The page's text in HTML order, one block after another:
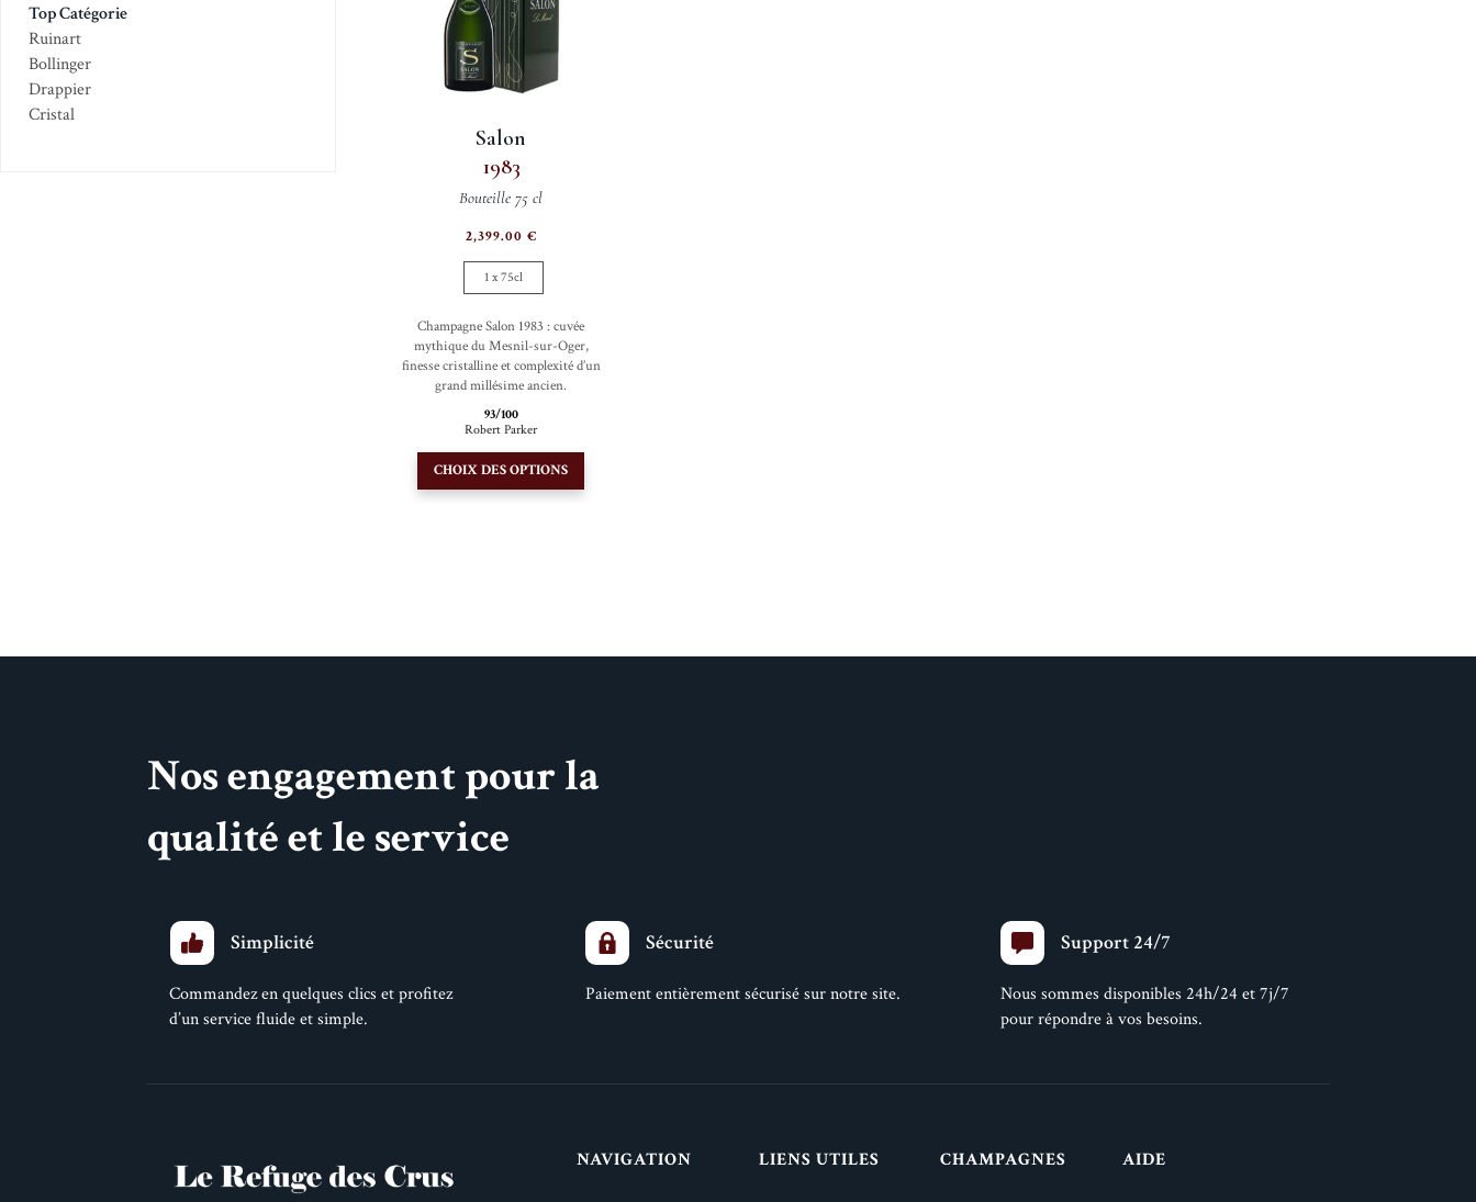
Top Catégorie
Ruinart
Bollinger
Drappier
Cristal
Salon
1983
Bouteille 75 cl
2,399.00 €
1 x 75cl
Champagne Salon 1983 : cuvée
mythique du Mesnil-sur-Oger,
finesse cristalline et complexité d’un
grand millésime ancien.
93/100
Robert Parker
CHOIX DES OPTIONS
Ce
la
page
Nos engagement pour la
qualité et le service
Simplicité
Commandez en quelques clics et profitez
d’un service fluide et simple.
Sécurité
Paiement entièrement sécurisé sur notre site.
Support 24/7
Nous sommes disponibles 24h/24 et 7j/7
pour répondre à vos besoins.
NAVIGATION LIENS UTILES CHAMPAGNES AIDE